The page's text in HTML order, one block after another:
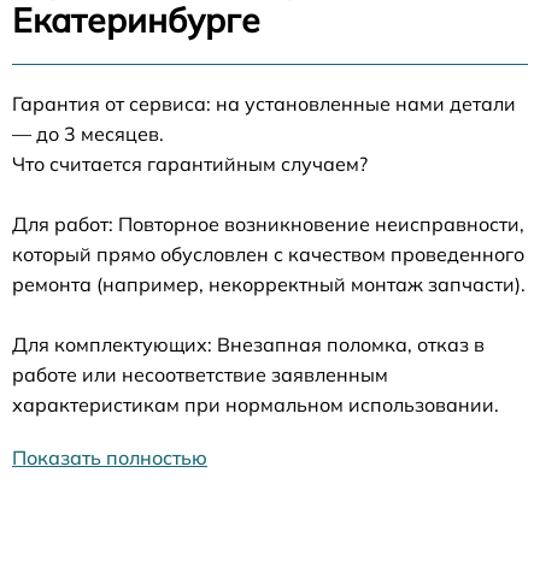
Екатеринбурге
Гарантия от сервиса: на установленные нами детали
— до 3 месяцев.
Что считается гарантийным случаем?
Для работ: Повторное возникновение неисправности,
который прямо обусловлен с качеством проведенного
ремонта (например, некорректный монтаж запчасти).
Для комплектующих: Внезапная поломка, отказ в
работе или несоответствие заявленным
характеристикам при нормальном использовании.
Показать полностью